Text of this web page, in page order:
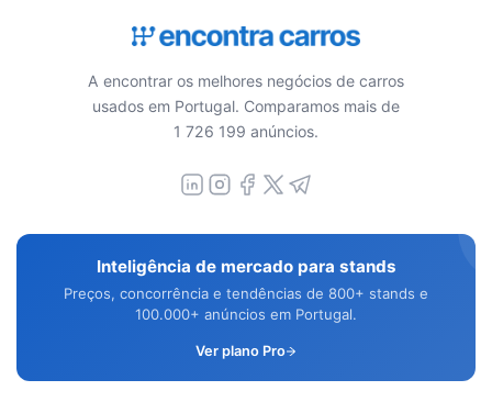
A encontrar os melhores negócios de carros
usados em Portugal. Comparamos mais de
1 726 199 anúncios.
Inteligência de mercado para stands
Preços, concorrência e tendências de 800+ stands e
100.000+ anúncios em Portugal.
Ver plano Pro